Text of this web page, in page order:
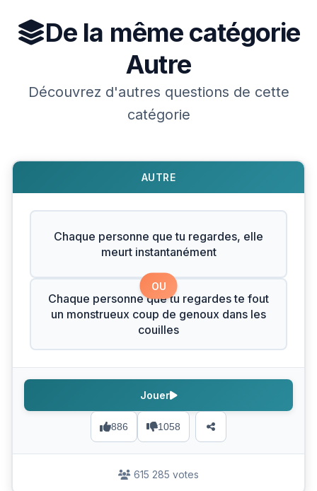
De la même catégorie
Autre
Découvrez d'autres questions de cette
catégorie
AUTRE
Chaque personne que tu regardes, elle
meurt instantanément
OU
Chaque personne que tu regardes te fout
un monstrueux coup de genoux dans les
couilles
886 1058
Jouer
615 285 votes